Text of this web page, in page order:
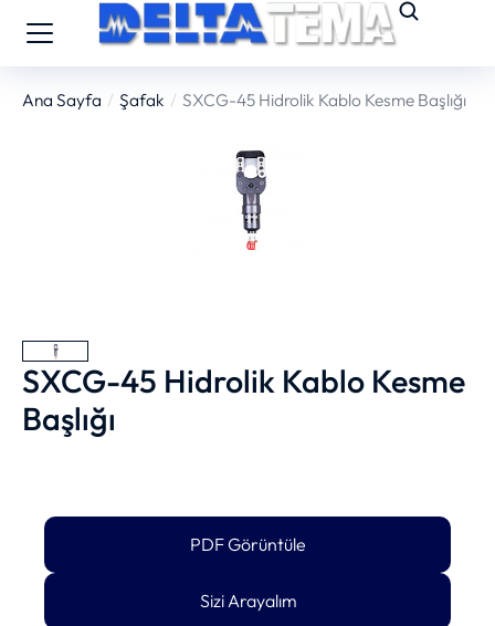
You are here:
Ana Sayfa Şafak SXCG-45 Hidrolik Kablo Kesme Başlığı
SXCG-45 Hidrolik Kablo Kesme
Başlığı
PDF Görüntüle
Sizi Arayalım